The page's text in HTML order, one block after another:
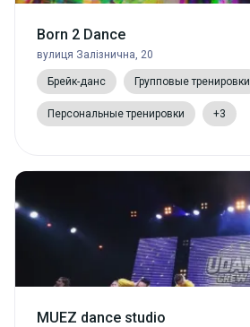
Born 2 Dance
вулиця Залізнична, 20
Брейк-данс Групповые тренировки
Персональные тренировки +3
MUEZ dance studio